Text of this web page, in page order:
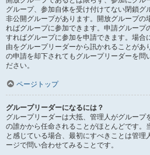
グループ、参加自体を受け付けてない閉鎖グ
非公開グループがあります。開放グループの
ればグループに参加できます。申請グループ
すればグループに参加を申請できます。場合
由をグループリーダーから訊かれることがあ
の申請を却下されてもグループリーダーを問
ださい。
ページトップ
グループリーダーになるには？
グループリーダーは大抵、管理人がグループ
の誰かから任命されることがほとんどです。
と感じている場合、最初にすべきことは管理
ージで問い合わせてみることです。